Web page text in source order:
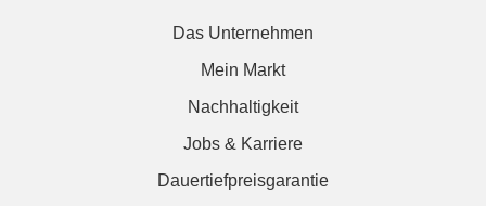
Das Unternehmen
Mein Markt
Nachhaltigkeit
Jobs & Karriere
Dauertiefpreisgarantie